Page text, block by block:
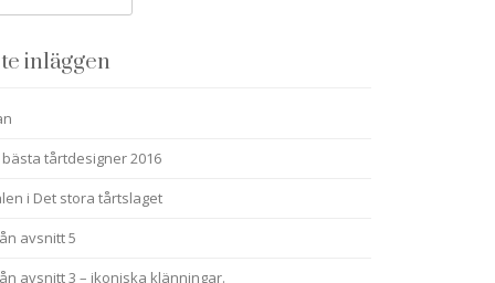
inläggen
tårtdesigner 2016
i Det stora tårtslaget
avsnitt 5
avsnitt 3 – ikoniska klänningar.